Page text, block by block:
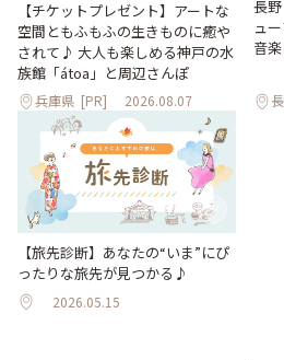
【チケットプレゼント】アートな
空間ともふもふの生きものに癒や
されて♪ 大人も楽しめる神戸の水
族館「átoa」と周辺さんぽ
兵庫県 [PR] 2026.08.07
長
ュ
音
【旅先診断】あなたの“いま”にぴ
ったりな旅先が見つかる♪
2026.05.15